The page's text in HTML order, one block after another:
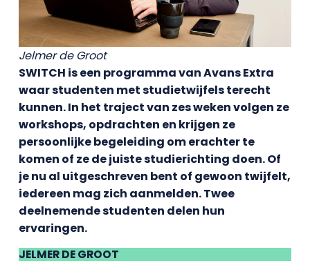
Jelmer de Groot
SWITCH is een programma van Avans Extra
waar studenten met studietwijfels terecht
kunnen. In het traject van zes weken volgen ze
workshops, opdrachten en krijgen ze
persoonlijke begeleiding om erachter te
komen of ze de juiste studierichting doen. Of
je nu al uitgeschreven bent of gewoon twijfelt,
iedereen mag zich aanmelden. Twee
deelnemende studenten delen hun
ervaringen.
JELMER DE GROOT